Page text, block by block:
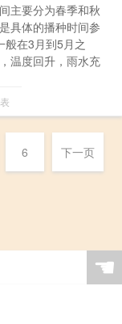
主要分为春季和秋
具体的播种时间参
般在3月到5月之
温度回升，雨水充
6 下一页
☚